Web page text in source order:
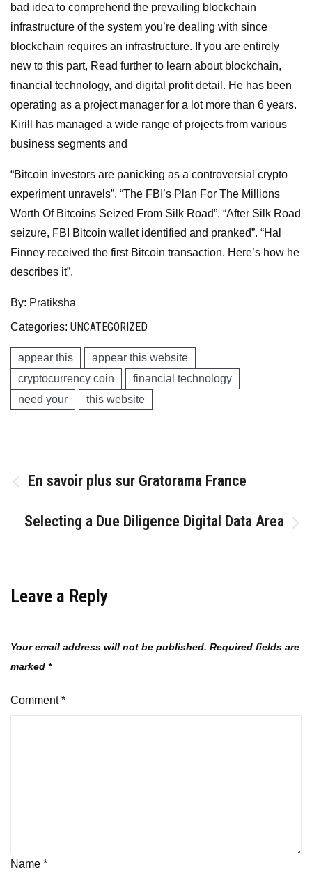
bad idea to comprehend the prevailing blockchain
infrastructure of the system you’re dealing with since
blockchain requires an infrastructure. If you are entirely
new to this part, Read further to learn about blockchain,
financial technology, and digital profit detail. He has been
operating as a project manager for a lot more than 6 years.
Kirill has managed a wide range of projects from various
business segments and
“Bitcoin investors are panicking as a controversial crypto
experiment unravels”. “The FBI’s Plan For The Millions
Worth Of Bitcoins Seized From Silk Road”. “After Silk Road
seizure, FBI Bitcoin wallet identified and pranked”. “Hal
Finney received the first Bitcoin transaction. Here’s how he
describes it”.
By: Pratiksha
Categories: UNCATEGORIZED
appear this
appear this website
cryptocurrency coin
financial technology
need your
this website
Post
navigation
En savoir plus sur Gratorama France
Selecting a Due Diligence Digital Data Area
Leave a Reply
Your email address will not be published. Required fields are
marked *
Comment*
Name *